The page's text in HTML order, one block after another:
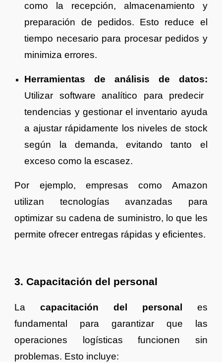
como la recepción, almacenamiento y
preparación de pedidos. Esto reduce el
tiempo necesario para procesar pedidos y
minimiza errores.
Herramientas de análisis de datos:
Utilizar software analítico para predecir
tendencias y gestionar el inventario ayuda
a ajustar rápidamente los niveles de stock
según la demanda, evitando tanto el
exceso como la escasez.
Por ejemplo, empresas como Amazon
utilizan tecnologías avanzadas para
optimizar su cadena de suministro, lo que les
permite ofrecer entregas rápidas y eficientes.
3. Capacitación del personal
Lacapacitación del personal
es
fundamental para garantizar que las
operaciones logísticas funcionen sin
problemas. Esto incluye: